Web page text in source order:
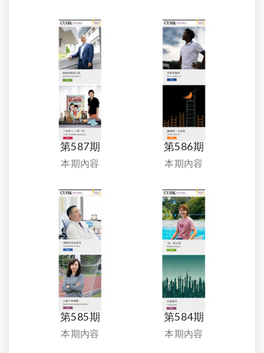
第587期
本期內容
第586期
本期內容
第585期
本期內容
第584期
本期內容